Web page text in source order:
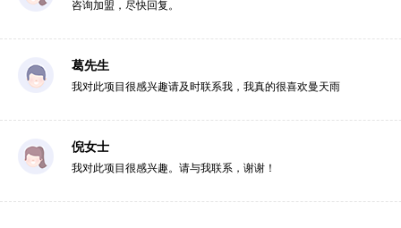
咨询加盟，尽快回复。
葛先生
我对此项目很感兴趣请及时联系我，我真的很喜欢曼天雨
倪女士
我对此项目很感兴趣。请与我联系，谢谢！